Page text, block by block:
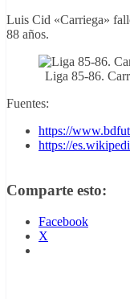
Luis Cid «Carriega»
88 años.
Liga 85-86.
Fuentes:
https://
https://
Comparte esto:
Facebook
X